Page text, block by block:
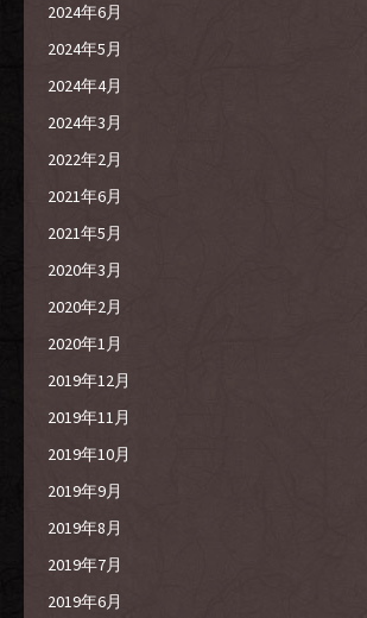
2024年6月
2024年5月
2024年4月
2024年3月
2022年2月
2021年6月
2021年5月
2020年3月
2020年2月
2020年1月
2019年12月
2019年11月
2019年10月
2019年9月
2019年8月
2019年7月
2019年6月